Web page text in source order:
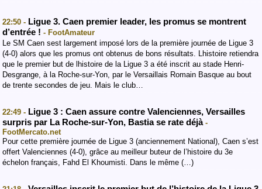
22:50 - Ligue 3. Caen premier leader, les promus se montrent
d’entrée ! - FootAmateur
Le SM Caen sest largement imposé lors de la première journée de Ligue 3
(4-0) alors que les promus ont obtenus de bons résultats. Lhistoire retiendra
que le premier but de lhistoire de la Ligue 3 a été inscrit au stade Henri-
Desgrange, à la Roche-sur-Yon, par le Versaillais Romain Basque au bout
de trente secondes de jeu. Mais le club…
22:49 - Ligue 3 : Caen assure contre Valenciennes, Versailles
surpris par La Roche-sur-Yon, Bastia se rate déjà -
FootMercato.net
Pour cette première journée de Ligue 3 (anciennement National), Caen s’est
offert Valenciennes (4-0), grâce au meilleur buteur de l’histoire du 3e
échelon français, Fahd El Khoumisti. Dans le même (…)